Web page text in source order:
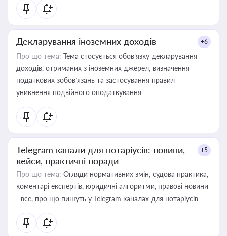
Декларування іноземних доходів +6
Про що тема: Тема стосується обов’язку декларування
доходів, отриманих з іноземних джерел, визначення
податкових зобов’язань та застосування правил
уникнення подвійного оподаткування
Telegram канали для нотаріусів: новини,
кейси, практичні поради
+5
Про що тема: Огляди нормативних змін, судова практика,
коментарі експертів, юридичні алгоритми, правові новини
- все, про що пишуть у Telegram каналах для нотаріусів